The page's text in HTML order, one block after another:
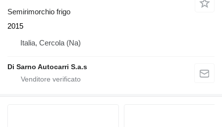
Semirimorchio frigo
2015
Italia, Cercola (Na)
Di Sarno Autocarri S.a.s